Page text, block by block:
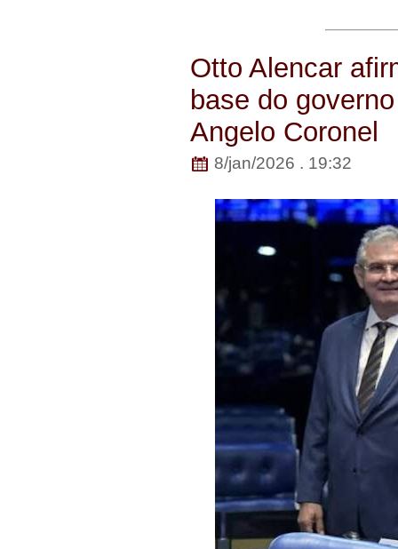
Otto Alencar
base do
Angelo Coronel
8/jan/2026 . 19:32